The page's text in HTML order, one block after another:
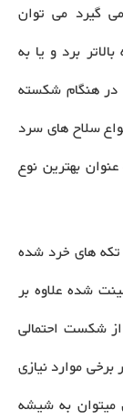
گیرد می توان
برد و یا به
در هنگام شکسته
سلاح های سرد
بهترین نوع
های خرد شده
شده علاوه بر
شکست احتمالی
موارد نیازی
به شیشه